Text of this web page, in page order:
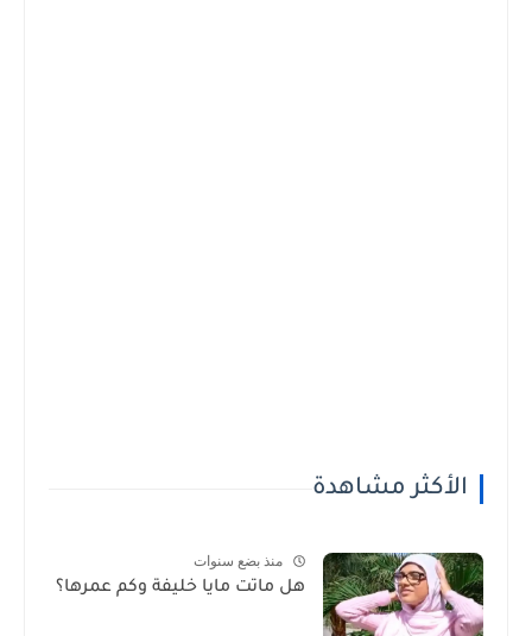
الأكثر مشاهدة
منذ بضع سنوات
هل ماتت مايا خليفة وكم عمرها؟